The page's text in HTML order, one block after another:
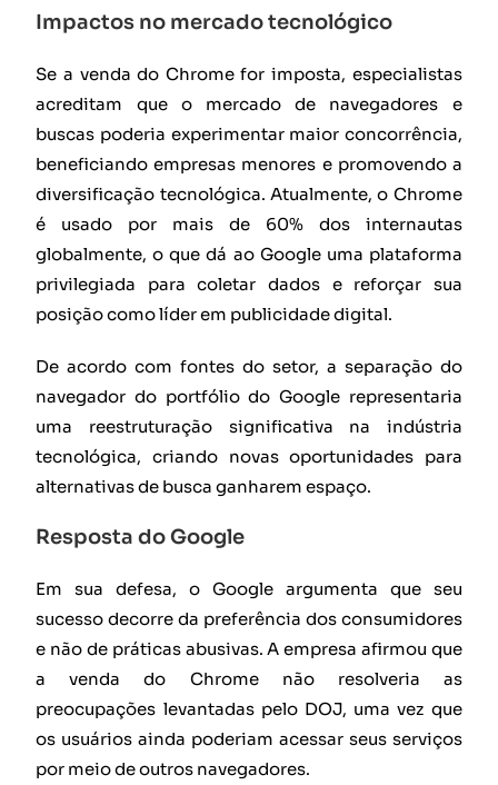
Impactos no mercado tecnológico
Se a venda do Chrome for imposta, especialistas
acreditam que o mercado de navegadores e
buscas poderia experimentar maior concorrência,
beneficiando empresas menores e promovendo a
diversificação tecnológica. Atualmente, o Chrome
é usado por mais de 60% dos internautas
globalmente, o que dá ao Google uma plataforma
privilegiada para coletar dados e reforçar sua
posição como líder em publicidade digital.
De acordo com fontes do setor, a separação do
navegador do portfólio do Google representaria
uma reestruturação significativa na indústria
tecnológica, criando novas oportunidades para
alternativas de busca ganharem espaço.
Resposta do Google
Em sua defesa, o Google argumenta que seu
sucesso decorre da preferência dos consumidores
e não de práticas abusivas. A empresa afirmou que
a venda do Chrome não resolveria as
preocupações levantadas pelo DOJ, uma vez que
os usuários ainda poderiam acessar seus serviços
por meio de outros navegadores.